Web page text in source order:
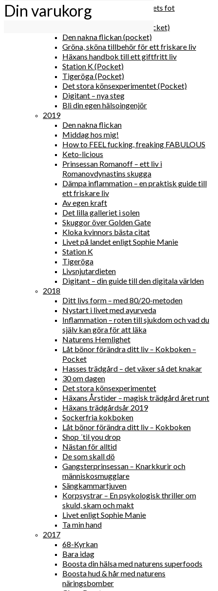
Den lilla vingården vid bergets fot
Happy me
Det lilla galleriet i solen (pocket)
Den nakna flickan (pocket)
Gröna, sköna tillbehör för ett friskare liv
Häxans handbok till ett giftfritt liv
Station K (Pocket)
Tigeröga (Pocket)
Det stora könsexperimentet (Pocket)
Digitant – nya steg
Bli din egen hälsoingenjör
2019
Den nakna flickan
Middag hos mig!
How to FEEL fucking, freaking FABULOUS
Keto-licious
Prinsessan Romanoff – ett liv i
Romanovdynastins skugga
Dämpa inflammation – en praktisk guide till
ett friskare liv
Av egen kraft
Det lilla galleriet i solen
Skuggor över Golden Gate
Kloka kvinnors bästa citat
Livet på landet enligt Sophie Manie
Station K
Tigeröga
Livsnjutardieten
Digitant – din guide till den digitala världen
2018
Ditt livs form – med 80/20-metoden
Nystart i livet med ayurveda
Inflammation – roten till sjukdom och vad du
själv kan göra för att läka
Naturens Hemlighet
Låt bönor förändra ditt liv – Kokboken –
Pocket
Hasses trädgård – det växer så det knakar
30 om dagen
Det stora könsexperimentet
Häxans Årstider – magisk trädgård året runt
Häxans trädgårdsår 2019
Sockerfria kokboken
Låt bönor förändra ditt liv – Kokboken
Shop ´til you drop
Nästan för alltid
De som skall dö
Gangsterprinsessan – Knarkkurir och
människosmugglare
Sängkammartjuven
Korpsystrar – En psykologisk thriller om
skuld, skam och makt
Livet enligt Sophie Manie
Ta min hand
2017
68-Kyrkan
Bara idag
Boosta din hälsa med naturens superfoods
Boosta hud & hår med naturens
näringsbomber
Din varukorg